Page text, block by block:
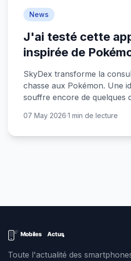
News
J'ai testé cette
inspirée de
SkyDex transforme la
chasse aux Pokémon. Une
souffre encore de quelques
07 May 2026·1 min de lecture
Toute l'actualité des